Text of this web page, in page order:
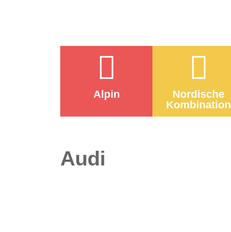
Alpin
Nordische
Kombination
Audi